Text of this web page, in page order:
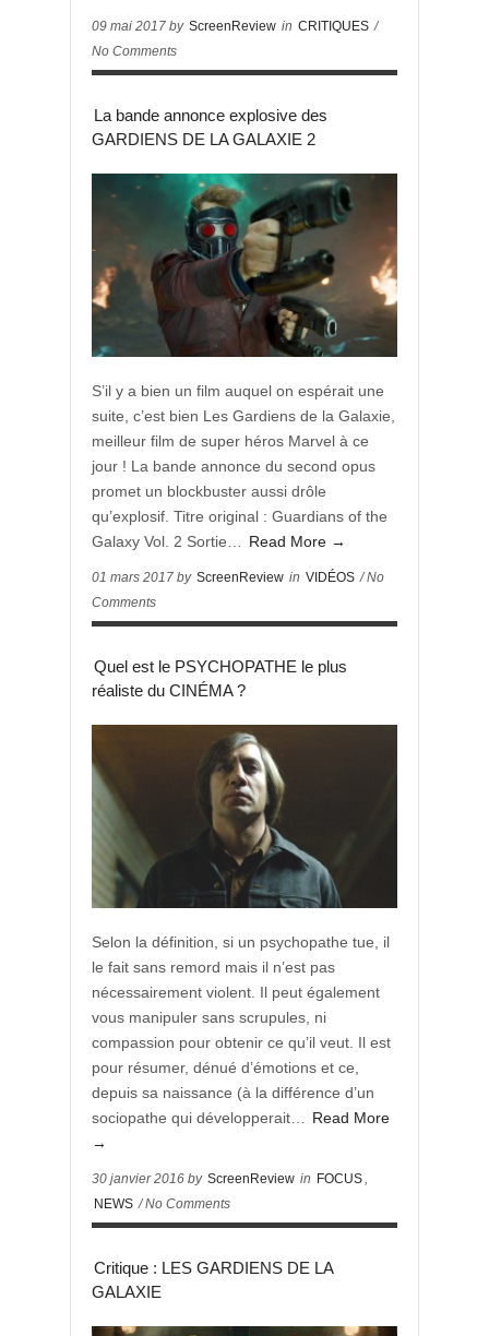
09 mai 2017 by ScreenReview in CRITIQUES /
No Comments
La bande annonce explosive des
GARDIENS DE LA GALAXIE 2
S’il y a bien un film auquel on espérait une
suite, c’est bien Les Gardiens de la Galaxie,
meilleur film de super héros Marvel à ce
jour ! La bande annonce du second opus
promet un blockbuster aussi drôle
qu’explosif. Titre original : Guardians of the
Galaxy Vol. 2 Sortie…
Read More →
01 mars 2017 by ScreenReview in VIDÉOS / No
Comments
Quel est le PSYCHOPATHE le plus
réaliste du CINÉMA ?
Selon la définition, si un psychopathe tue, il
le fait sans remord mais il n’est pas
nécessairement violent. Il peut également
vous manipuler sans scrupules, ni
compassion pour obtenir ce qu’il veut. Il est
pour résumer, dénué d’émotions et ce,
depuis sa naissance (à la différence d’un
sociopathe qui développerait…
Read More
→
30 janvier 2016 by ScreenReview in FOCUS,
NEWS / No Comments
Critique : LES GARDIENS DE LA
GALAXIE